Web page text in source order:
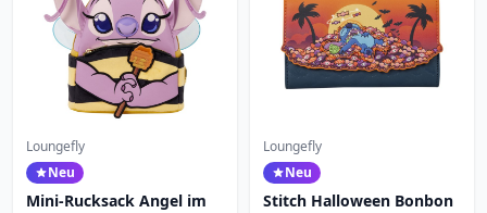
Loungefly
Neu
Mini-Rucksack Angel im
Loungefly
Neu
Stitch Halloween Bonbon